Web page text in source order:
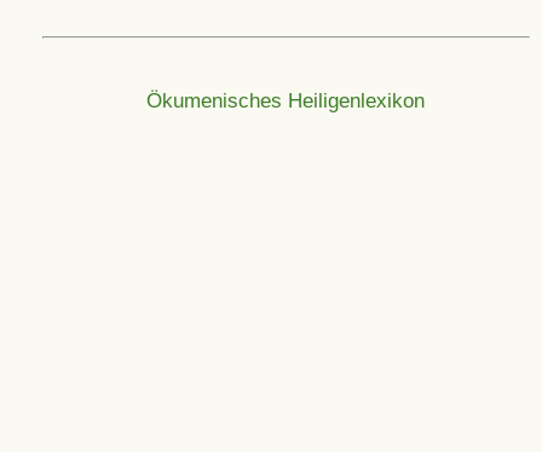
Ökumenisches Heiligenlexikon